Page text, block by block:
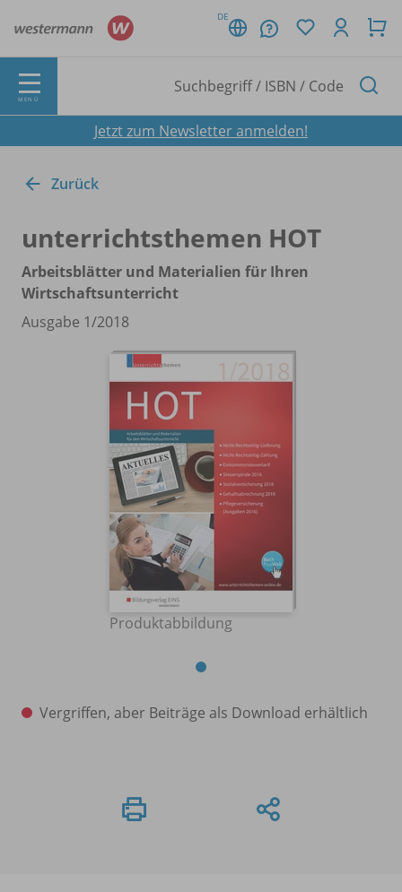
DE
MENÜ
Jetzt zum Newsletter anmelden!
Zurück
unterrichtsthemen HOT
Arbeitsblätter und Materialien für Ihren
Wirtschaftsunterricht
Ausgabe 1/2018
Produktabbildung
Vergriffen, aber Beiträge als Download erhältlich